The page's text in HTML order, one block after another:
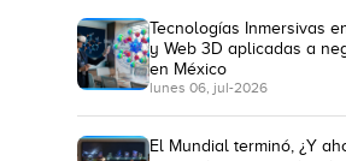
Tecnologías Inmersivas
y Web 3D aplicadas a
en México
lunes 06, jul-2026
El Mundial terminó, ¿Y